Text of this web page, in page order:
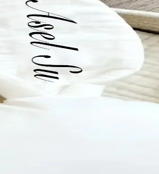
Hijyen Sağlayan Pratik Çözümler
ve kullanım kolaylığı sağlar, çocuklar ve
Modern Yaklaşımlar ve
desteklerken ebeveynlere de güven sağlar.
ve Estetik İlkelerinin Uygulanması
dikkate alarak, renk, tema, depolama ve
Uyumunu Nasıl Sağlarsınız
renkli ve eğlenceli tasarımlarla mutfağı
ile Dekorasyonunuza Güç Katın